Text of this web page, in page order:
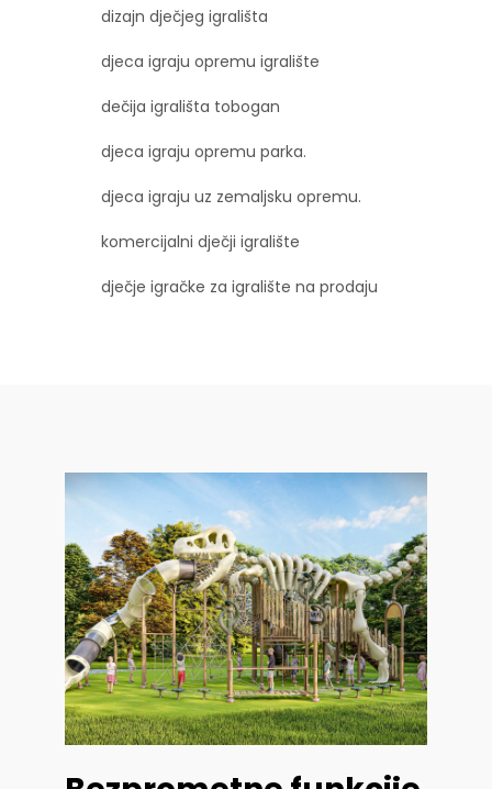
dizajn dječjeg igrališta
djeca igraju opremu igralište
dečija igrališta tobogan
djeca igraju opremu parka.
djeca igraju uz zemaljsku opremu.
komercijalni dječji igralište
dječje igračke za igralište na prodaju